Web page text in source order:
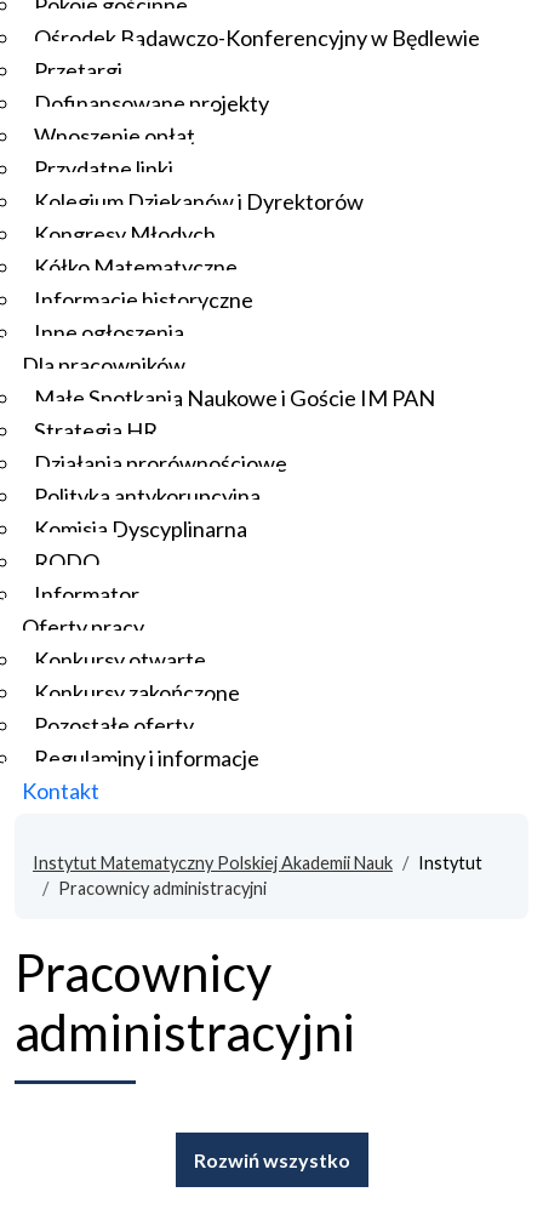
Pokoje gościnne
Ośrodek Badawczo-Konferencyjny w Będlewie
Przetargi
Dofinansowane projekty
Wnoszenie opłat
Przydatne linki
Kolegium Dziekanów i Dyrektorów
Kongresy Młodych
Kółko Matematyczne
Informacje historyczne
Inne ogłoszenia
Dla pracowników
Małe Spotkania Naukowe i Goście IM PAN
Strategia HR
Działania prorównościowe
Polityka antykorupcyjna
Komisja Dyscyplinarna
RODO
Informator
Oferty pracy
Konkursy otwarte
Konkursy zakończone
Pozostałe oferty
Regulaminy i informacje
Kontakt
Instytut Matematyczny Polskiej Akademii Nauk
Instytut
Pracownicy administracyjni
Pracownicy
administracyjni
Rozwiń wszystko